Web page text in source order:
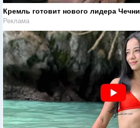
Кремль готовит нового лидера Чечни
Реклама